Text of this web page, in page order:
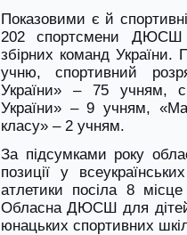
Показовими є й
202 спортсмени ДЮСШ
збірних команд
учню, спортивний
України» – 75 учням,
України» – 9 учням,
класу» – 2 учням.
За підсумками року
позиції у
атлетики посіла 8
Обласна ДЮСШ для
юнацьких спортивних